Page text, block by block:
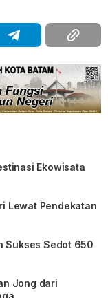
Ekowisata
Lewat Pendekatan
Sukses Sedot 650
Jong dari